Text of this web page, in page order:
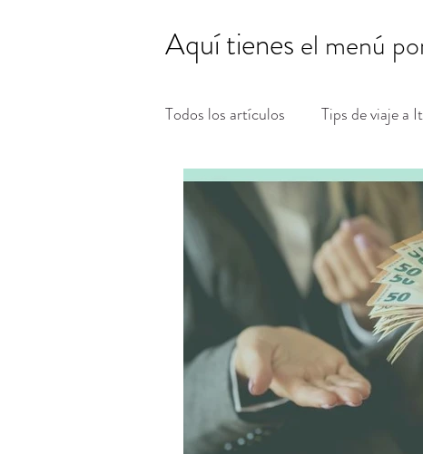
Aquí tienes el menú
Todos los artículos Tips de viaje a
Organizar un viaje a Europa
visa y pasaporte rutas de
Shooping y compras Como
Viajar a Italia desde USA